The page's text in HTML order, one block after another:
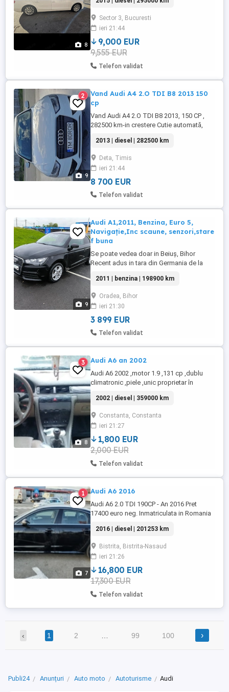
8
revizile la zi la un service autorizat rar,
cartea service la ea ! Motorul functioneaza
impecabil, cutia schimba foarte bine, fara
socuri sau ezitari. Masina a fost intretinuta
...
Sector 3, Bucuresti
ieri 21:44
9,000 EUR
9,555 EUR
Telefon validat
9
2
Vand Audi A4 2.O TDI B8 2013 150
cp
Vand Audi A4 2.O TDI B8 2013, 150 CP ,
282500 km-in crestere Cutie automată,
ulei in cut de viteze schimbat la 260.000
km, clima, scaun șofer reglabil full
electric, scaun pasager reglabil lombar
electric, încălzite in scaune față, geamuri
electrice, multe ...
2013 | diesel | 282500 km
Deta, Timis
ieri 21:44
8 700 EUR
Telefon validat
9
Audi A1,2011, Benzina, Euro 5,
Navigație,Inc scaune, senzori,stare
f buna
Se poate vedea doar in Beiuș, Bihor
Recent adus in tara din Germania de la
regulă Nu s au scos Nr roșii Stare f buna,
tehnic, estetic Motor Benzina,5+1 viteze,
cutie manuală, consum 5% 1.2,86
cai,motor in 4 pistoane ,cu distributie lanț,
2011 an plin,Euro 5 Am ...
2011 | benzina | 198900 km
Oradea, Bihor
ieri 21:30
3 899 EUR
Telefon validat
8
3 Audi A6 an 2002
Audi A6 2002 ,motor 1.9 ,131 cp ,dublu
climatronic ,piele ,unic proprietar în
multe detalii la tel
2002 | diesel | 359000 km
Constanta, Constanta
ieri 21:27
1,800 EUR
2,000 EUR
Telefon validat
7
1 Audi A6 2016
Audi A6 2.0 TDI 190CP - An 2016 Pret
17400 euro neg. Inmatriculata in Romania
viteze automata KM 200500 certificabili
Carte service Schimburi recente
Cutie+curea distributie Primul proprietar in
Romania Dotari: Navigatie Professional 3D
Bluetooth Telefon Voice ...
2016 | diesel | 201253 km
Bistrita, Bistrita-Nasaud
ieri 21:26
16,800 EUR
17,300 EUR
Telefon validat
‹ 1 2 99 100 ›
Publi24 Anunțuri Auto moto Autoturisme Audi